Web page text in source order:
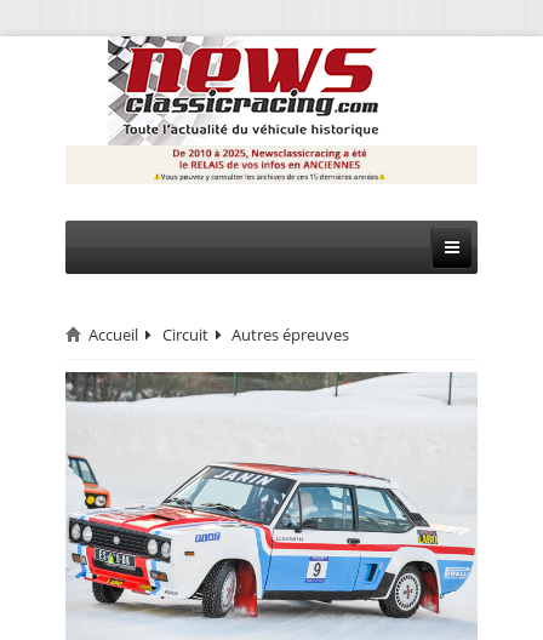
CIRCUIT
RALLYE
MONTAGNE
EVÈNEMENTS
CALENDRIER
FOCUS
Accueil Circuit Autres épreuves